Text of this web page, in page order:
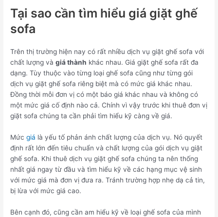
Tại sao cần tìm hiểu giá giặt ghế
sofa
Trên thị trường hiện nay có rất nhiều dịch vụ giặt ghế sofa với
chất lượng vàgiá thành khác nhau. Giá giặt ghế sofa rất đa
dạng. Tùy thuộc vào từng loại ghế sofa cũng như từng gói
dịch vụ giặt ghế sofa riêng biệt mà có mức giá khác nhau.
Đồng thời mỗi đơn vị có một báo giá khác nhau và không có
một mức giá cố định nào cả. Chính vì vậy trước khi thuê đơn vị
giặt sofa chúng ta cần phải tìm hiểu kỹ càng về giá.
Mứcgiá là yếu tố phản ánh chất lượng của dịch vụ. Nó quyết
định rất lớn đến tiêu chuẩn và chất lượng của gói dịch vụ giặt
ghế sofa. Khi thuê dịch vụ giặt ghế sofa chúng ta nên thống
nhất giá ngay từ đầu và tìm hiểu kỹ về các hạng mục vệ sinh
với mức giá mà đơn vị đưa ra. Tránh trường hợp nhẹ dạ cả tin,
bị lừa với mức giá cao.
Bên cạnh đó, cũng cần am hiểu kỹ về loại ghế sofa của mình